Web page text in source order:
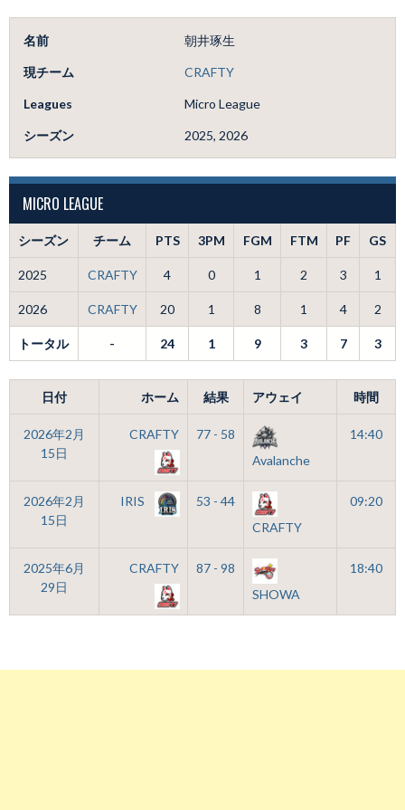
名前 朝井琢生
現チーム CRAFTY
Leagues Micro League
シーズン 2025, 2026
MICRO LEAGUE
シーズン チーム PTS 3PM FGM FTM PF GS
2025 CRAFTY 4 0 1 2 3 1
2026 CRAFTY 20 1 8 1 4 2
トータル - 24 1 9 3 7 3
日付 ホーム 結果 アウェイ 時間
2026年2月
15日
CRAFTY
77 - 58
Avalanche
14:40
2026年2月
15日
IRIS
53 - 44
CRAFTY
09:20
2025年6月
29日
CRAFTY
87 - 98
SHOWA
18:40